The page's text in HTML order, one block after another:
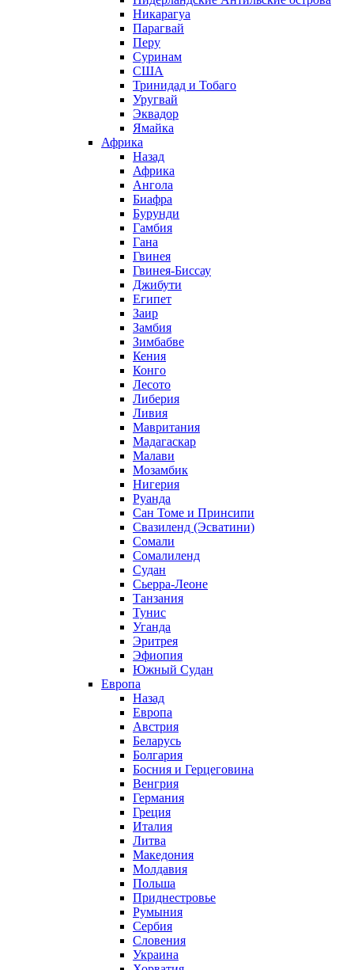
Никарагуа
Парагвай
Перу
Суринам
США
Тринидад и Тобаго
Уругвай
Эквадор
Ямайка
Африка
Назад
Африка
Ангола
Биафра
Бурунди
Гамбия
Гана
Гвинея
Гвинея-Биссау
Джибути
Египет
Заир
Замбия
Зимбабве
Кения
Конго
Лесото
Либерия
Ливия
Мавритания
Мадагаскар
Малави
Мозамбик
Нигерия
Руанда
Сан Томе и Принсипи
Свазиленд (Эсватини)
Сомали
Сомалиленд
Судан
Сьерра-Леоне
Танзания
Тунис
Уганда
Эритрея
Эфиопия
Южный Судан
Европа
Назад
Европа
Австрия
Беларусь
Болгария
Босния и Герцеговина
Венгрия
Германия
Греция
Италия
Литва
Македония
Молдавия
Польша
Приднестровье
Румыния
Сербия
Словения
Украина